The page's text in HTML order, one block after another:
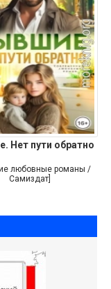
Нет пути обратно
любовные романы /
Самиздат]